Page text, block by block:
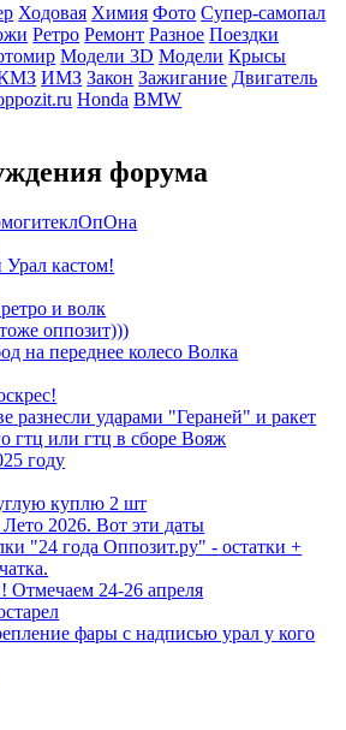
Ходовая Химия Фото Супер-самопал
Ретро Ремонт Разное Поездки
Модели 3D Модели Крысы
ИМЗ Закон Зажигание Двигатель
Honda BMW
форума
кастом!
и волк
оппозит)))
на переднее колесо Волка
разнесли ударами "Гераней" и ракет
гтц или гтц в сборе Вояж
году
куплю 2 шт
2026. Вот эти даты
"24 года Оппозит.ру" - остатки +
Отмечаем 24-26 апреля
фары с надписью урал у кого